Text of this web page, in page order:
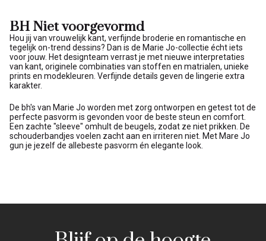
BH Niet voorgevormd
Hou jij van vrouwelijk kant, verfijnde broderie en romantische en
tegelijk on-trend dessins? Dan is de Marie Jo-collectie écht iets
voor jouw. Het designteam verrast je met nieuwe interpretaties
van kant, originele combinaties van stoffen en matrialen, unieke
prints en modekleuren. Verfijnde details geven de lingerie extra
karakter.
De bh's van Marie Jo worden met zorg ontworpen en getest tot de
perfecte pasvorm is gevonden voor de beste steun en comfort.
Een zachte "sleeve" omhult de beugels, zodat ze niet prikken. De
schouderbandjes voelen zacht aan en irriteren niet. Met Mare Jo
gun je jezelf de allebeste pasvorm én elegante look.